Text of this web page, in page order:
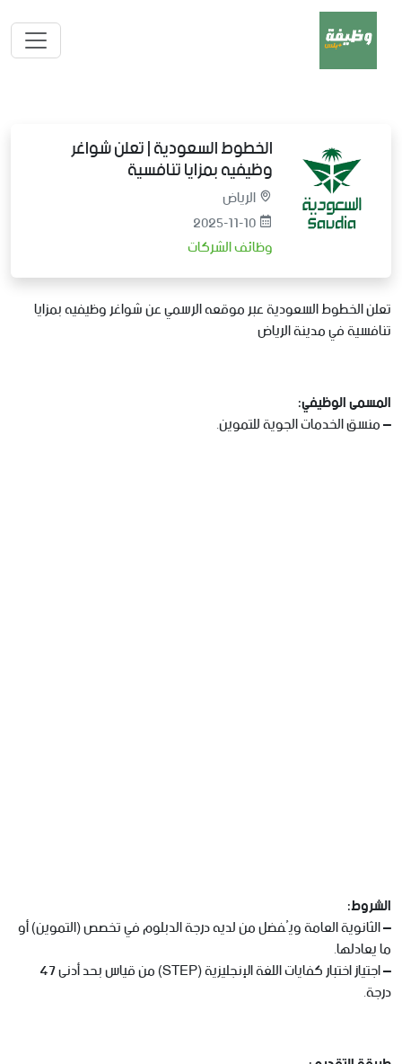
الخطوط السعودية | تعلن شواغر
وظيفيه بمزايا تنافسية
الرياض
2025-11-10
وظائف الشركات
تعلن الخطوط السعودية عبر موقعه الرسمي عن شواغر وظيفيه بمزايا
تنافسية في مدينة الرياض
المسمى الوظيفي:
– منسق الخدمات الجوية للتموين.
الشروط:
– الثانوية العامة ويُفضل من لديه درجة الدبلوم في تخصص (التموين) أو
ما يعادلها.
– اجتياز اختبار كفايات اللغة الإنجليزية (STEP) من قياس بحد أدنى 47
درجة.